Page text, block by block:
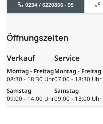
0234 / 6220856 - 95
Öffnungszeiten
Verkauf
Montag - Freitag
08:30 - 18:30 Uhr
Samstag
09:00 - 14:00 Uhr
Service
Montag - Freitag
07:00 - 18:30 Uhr
Samstag
09:00 - 13:00 Uhr